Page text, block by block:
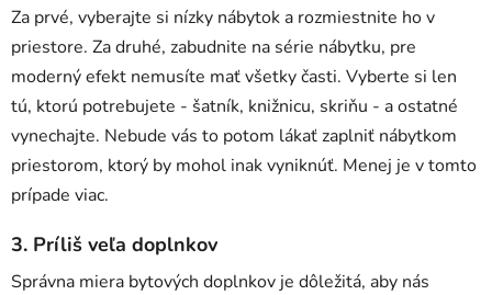
Za prvé, vyberajte si nízky nábytok a rozmiestnite ho v
priestore. Za druhé, zabudnite na série nábytku, pre
moderný efekt nemusíte mať všetky časti. Vyberte si len
tú, ktorú potrebujete - šatník, knižnicu, skriňu - a ostatné
vynechajte. Nebude vás to potom lákať zaplniť nábytkom
priestorom, ktorý by mohol inak vyniknúť. Menej je v tomto
prípade viac.
3. Príliš veľa doplnkov
Správna miera bytových doplnkov je dôležitá, aby nás